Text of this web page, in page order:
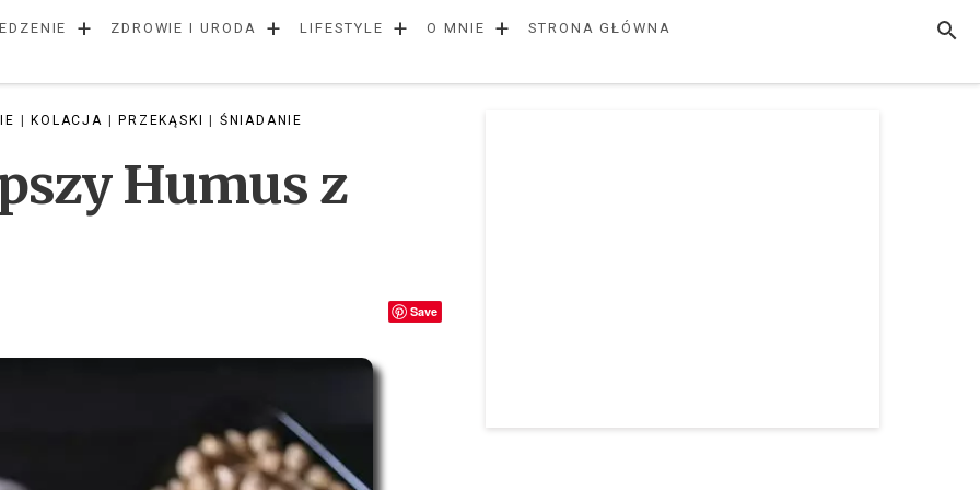
+ ZDROWIE I URODA + LIFESTYLE + O MNIE + STRONA GŁÓWNA
KOLACJA PRZEKĄSKI ŚNIADANIE
Humus z
Save